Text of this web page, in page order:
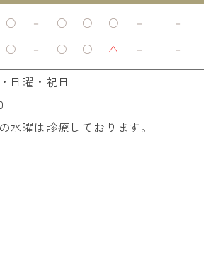
○ － ○ ○ ○ －
－
○ － ○ ○ △ － －
日曜・祝日
曜は診療しております。